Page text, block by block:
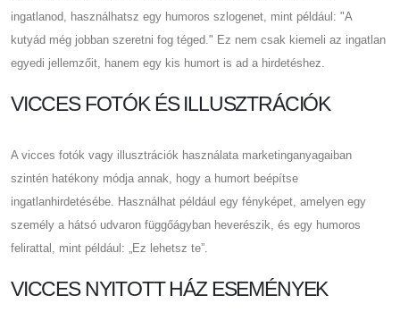
ingatlanod, használhatsz egy humoros szlogenet, mint például: "A
kutyád még jobban szeretni fog téged." Ez nem csak kiemeli az ingatlan
egyedi jellemzőit, hanem egy kis humort is ad a hirdetéshez.
VICCES FOTÓK ÉS ILLUSZTRÁCIÓK
A vicces fotók vagy illusztrációk használata marketinganyagaiban
szintén hatékony módja annak, hogy a humort beépítse
ingatlanhirdetésébe. Használhat például egy fényképet, amelyen egy
személy a hátsó udvaron függőágyban heverészik, és egy humoros
felirattal, mint például: „Ez lehetsz te”.
VICCES NYITOTT HÁZ ESEMÉNYEK